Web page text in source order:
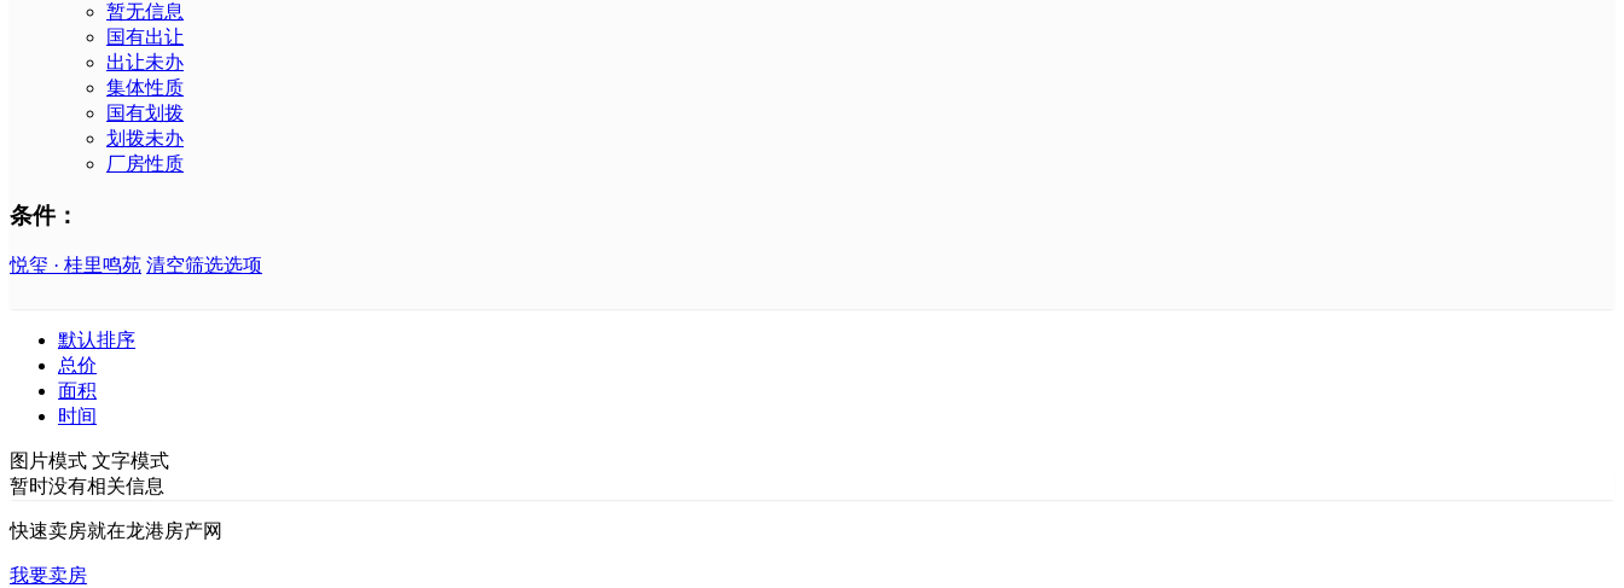
暂无信息
国有出让
出让未办
集体性质
国有划拨
划拨未办
厂房性质
条件：
悦玺 · 桂里鸣苑 清空筛选选项
默认排序
总价
面积
时间
图片模式 文字模式
暂时没有相关信息
快速卖房就在龙港房产网
我要卖房